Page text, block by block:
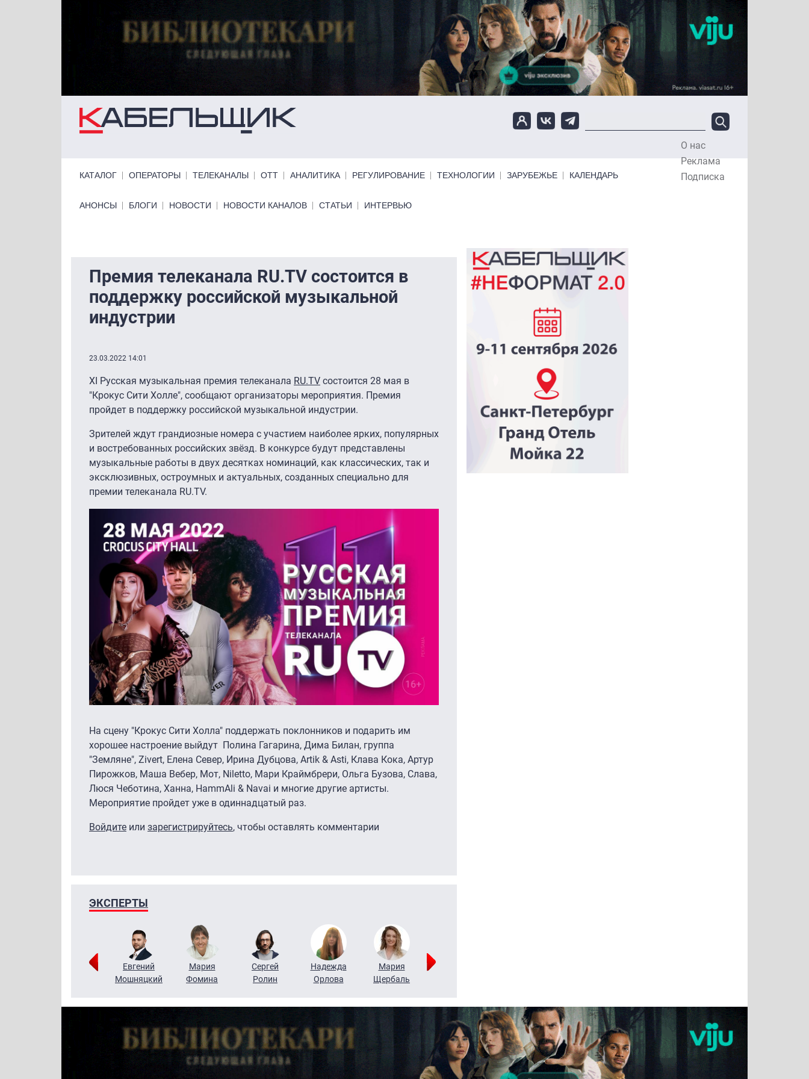
О нас
Реклама
Подписка
КАТАЛОГ ОПЕРАТОРЫ ТЕЛЕКАНАЛЫ ОТТ АНАЛИТИКА РЕГУЛИРОВАНИЕ ТЕХНОЛОГИИ ЗАРУБЕЖЬЕ КАЛЕНДАРЬ
Primary links bottom
АНОНСЫ БЛОГИ НОВОСТИ НОВОСТИ КАНАЛОВ СТАТЬИ ИНТЕРВЬЮ
Премия телеканала RU.TV состоится в
поддержку российской музыкальной
индустрии
23.03.2022 14:01
XI Русская музыкальная премия телеканала RU.TV состоится 28 мая в
"Крокус Сити Холле", сообщают организаторы мероприятия. Премия
пройдет в поддержку российской музыкальной индустрии.
Зрителей ждут грандиозные номера с участием наиболее ярких, популярных
и востребованных российских звёзд. В конкурсе будут представлены
музыкальные работы в двух десятках номинаций, как классических, так и
эксклюзивных, остроумных и актуальных, созданных специально для
премии телеканала RU.TV.
На сцену "Крокус Сити Холла" поддержать поклонников и подарить им
хорошее настроение выйдут Полина Гагарина, Дима Билан, группа
"Земляне", Zivert, Елена Север, Ирина Дубцова, Artik & Asti, Клава Кока, Артур
Пирожков, Маша Вебер, Мот, Niletto, Мари Краймбрери, Ольга Бузова, Слава,
Люся Чеботина, Ханна, HammAli & Navai и многие другие артисты.
Мероприятие пройдет уже в одиннадцатый раз.
Войдите или зарегистрируйтесь, чтобы оставлять комментарии
ЭКСПЕРТЫ
Виктор
Евгений
Мошняцкий
Мария
Фомина
Сергей
Ролин
Надежда
Орлова
Мария
Щербаль